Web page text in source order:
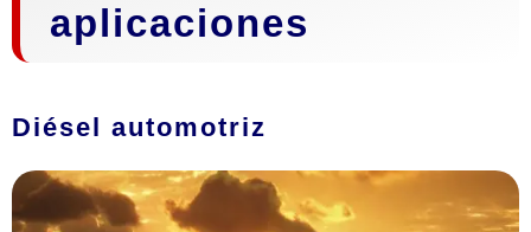
aplicaciones
Diésel automotriz